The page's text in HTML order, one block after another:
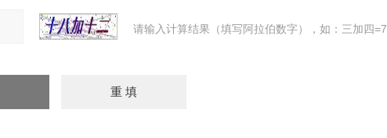
请输入计算结果（填写阿拉伯数字），如：三加四=7